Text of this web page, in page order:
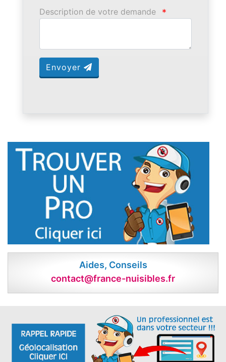
Description de votre demande *
Envoyer
Aides, Conseils
contact@france-nuisibles.fr